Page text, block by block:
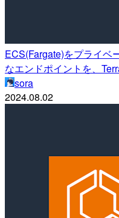
ECS(Fargate)をプライベ
なエンドポイントを、
sora
2024.08.02